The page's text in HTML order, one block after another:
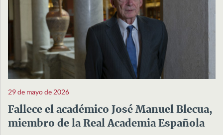
29 de mayo de 2026
Fallece el académico José Manuel Blecua,
miembro de la Real Academia Española